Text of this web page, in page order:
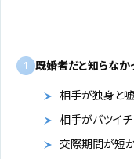
1 既婚者だと知らな
相手が独身と
相手がバツイ
交際期間が短